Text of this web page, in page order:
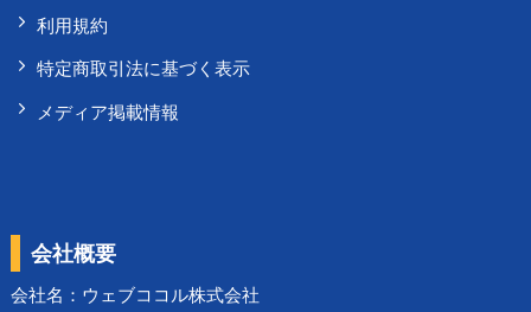
利用規約
特定商取引法に基づく表示
メディア掲載情報
会社概要
会社名： ウェブココル株式会社